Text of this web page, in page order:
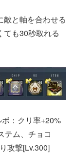
敵と軸を合わせる
ても30秒取れる
：クリ率+20%
テム、チョコ
攻撃[Lv.300]